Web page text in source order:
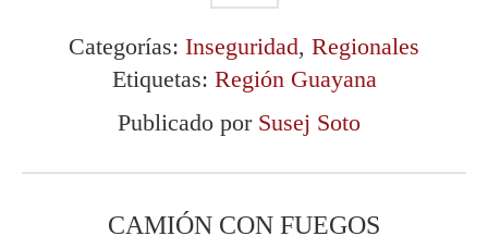
Categorías: Inseguridad, Regionales
Etiquetas: Región Guayana
Publicado por Susej Soto
CAMIÓN CON FUEGOS